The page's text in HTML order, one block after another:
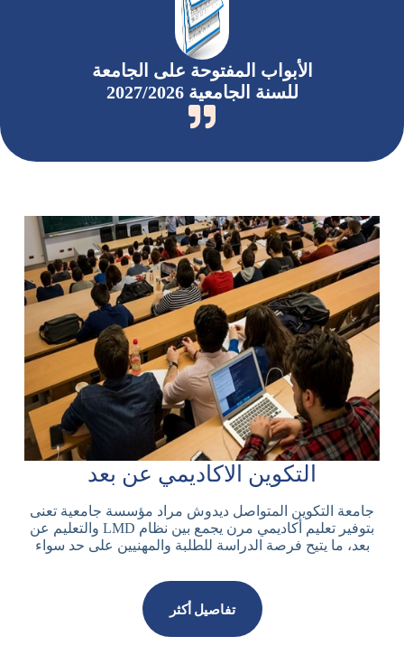
الأبواب المفتوحة على الجامعة
للسنة الجامعية 2027/2026
التكوين الاكاديمي عن بعد
جامعة التكوين المتواصل ديدوش مراد مؤسسة جامعية تعنى
بتوفير تعليم أكاديمي مرن يجمع بين نظام LMD والتعليم عن
بعد، ما يتيح فرصة الدراسة للطلبة والمهنيين على حد سواء
تفاصيل أكثر